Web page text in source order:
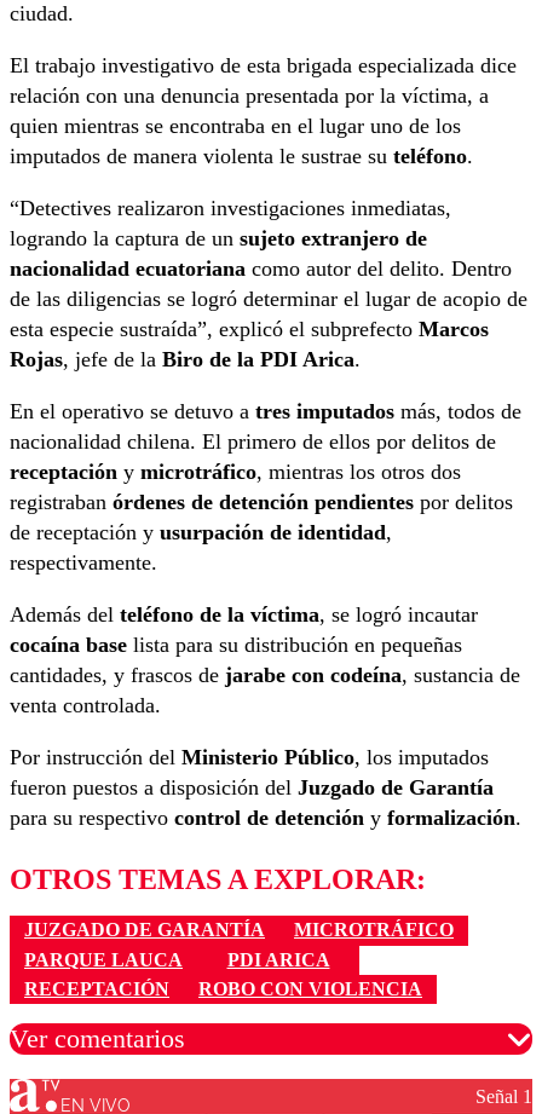
ciudad.
El trabajo investigativo de esta brigada especializada dice
relación con una denuncia presentada por la víctima, a
quien mientras se encontraba en el lugar uno de los
imputados de manera violenta le sustrae su teléfono.
“Detectives realizaron investigaciones inmediatas,
logrando la captura de un sujeto extranjero de
nacionalidad ecuatoriana como autor del delito. Dentro
de las diligencias se logró determinar el lugar de acopio de
esta especie sustraída”, explicó el subprefecto Marcos
Rojas, jefe de la Biro de la PDI Arica.
En el operativo se detuvo a tres imputados más, todos de
nacionalidad chilena. El primero de ellos por delitos de
receptación y microtráfico, mientras los otros dos
registraban órdenes de detención pendientes por delitos
de receptación y usurpación de identidad,
respectivamente.
Además del teléfono de la víctima, se logró incautar
cocaína base lista para su distribución en pequeñas
cantidades, y frascos de jarabe con codeína, sustancia de
venta controlada.
Por instrucción del Ministerio Público, los imputados
fueron puestos a disposición del Juzgado de Garantía
para su respectivo control de detención y formalización.
OTROS TEMAS A EXPLORAR:
JUZGADO DE GARANTÍA
MICROTRÁFICO
PARQUE LAUCA
PDI ARICA
RECEPTACIÓN
ROBO CON VIOLENCIA
Ver comentarios
EN VIVO Señal 1